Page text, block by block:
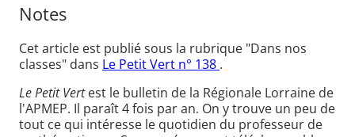
Notes
Cet article est publié sous la rubrique "Dans nos
classes" dans Le Petit Vert n° 138 .
Le Petit Vertest le bulletin de la Régionale Lorraine de
l'APMEP. Il paraît 4 fois par an. On y trouve un peu de
tout ce qui intéresse le quotidien du professeur de